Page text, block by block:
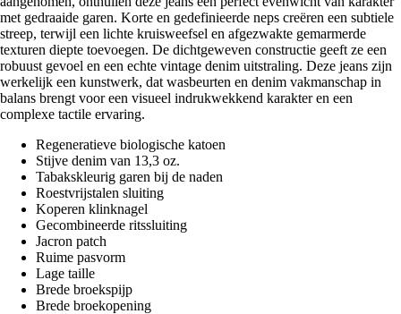
met gedraaide garen. Korte en gedefinieerde neps creëren een subtiele
streep, terwijl een lichte kruisweefsel en afgezwakte gemarmerde
texturen diepte toevoegen. De dichtgeweven constructie geeft ze een
robuust gevoel en een echte vintage denim uitstraling. Deze jeans zijn
werkelijk een kunstwerk, dat wasbeurten en denim vakmanschap in
balans brengt voor een visueel indrukwekkend karakter en een
complexe tactile ervaring.
Regeneratieve biologische katoen
Stijve denim van 13,3 oz.
Tabakskleurig garen bij de naden
Roestvrijstalen sluiting
Koperen klinknagel
Gecombineerde ritssluiting
Jacron patch
Ruime pasvorm
Lage taille
Brede broekspijp
Brede broekopening